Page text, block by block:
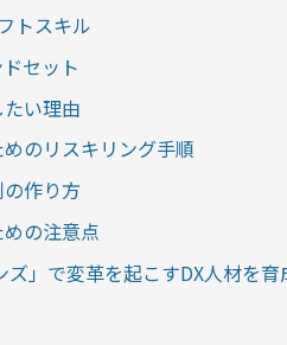
トスキル
セット
い理由
のリスキリング手順
作り方
の注意点
ズ」で変革を起こすDX人材を育